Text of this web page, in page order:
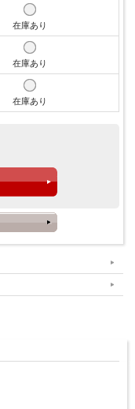
在庫あり
在庫あり
在庫あり